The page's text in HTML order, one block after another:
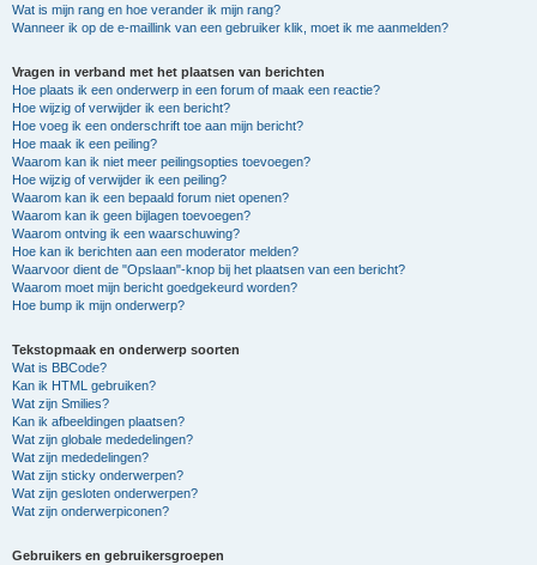
Wat is mijn rang en hoe verander ik mijn rang?
Wanneer ik op de e-maillink van een gebruiker klik, moet ik me aanmelden?
Vragen in verband met het plaatsen van berichten
Hoe plaats ik een onderwerp in een forum of maak een reactie?
Hoe wijzig of verwijder ik een bericht?
Hoe voeg ik een onderschrift toe aan mijn bericht?
Hoe maak ik een peiling?
Waarom kan ik niet meer peilingsopties toevoegen?
Hoe wijzig of verwijder ik een peiling?
Waarom kan ik een bepaald forum niet openen?
Waarom kan ik geen bijlagen toevoegen?
Waarom ontving ik een waarschuwing?
Hoe kan ik berichten aan een moderator melden?
Waarvoor dient de "Opslaan"-knop bij het plaatsen van een bericht?
Waarom moet mijn bericht goedgekeurd worden?
Hoe bump ik mijn onderwerp?
Tekstopmaak en onderwerp soorten
Wat is BBCode?
Kan ik HTML gebruiken?
Wat zijn Smilies?
Kan ik afbeeldingen plaatsen?
Wat zijn globale mededelingen?
Wat zijn mededelingen?
Wat zijn sticky onderwerpen?
Wat zijn gesloten onderwerpen?
Wat zijn onderwerpiconen?
Gebruikers en gebruikersgroepen